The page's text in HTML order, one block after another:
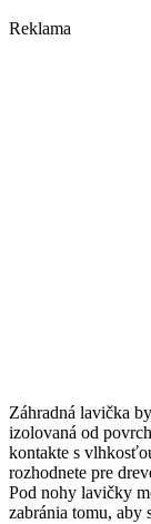
Reklama
Záhradná lavička
izolovaná od
kontakte s
rozhodnete pre
Pod nohy lavičky
zabránia tomu, aby